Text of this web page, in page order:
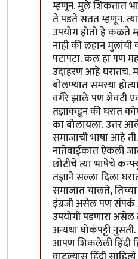
म्हणून. मुले शिकतात
ते पडते सतत म्हणून.
उपयोग होतो हे कळते
नाही की लहान मुलांची
पटापटा. कल हा पण
उदाहरण आहे घरातच.
बोलण्यात समस्या
वगैरे झाले पण शेवटी
तज्ञाकडून की घरात
का बोलायला. उत्तर
समाजाची भाषा आहे
नातेवाईकात ऐकली
छोटीचे त्या भाषेचे
तज्ञाने सल्ला दिला
समाजात चालते,
इंग्रजी असेल पण संपर्क
उपयोगी पडणारा
अन्यथा घोकंपट्टी
आपण शिकलेली हिंदी